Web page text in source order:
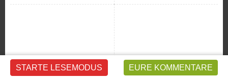
STARTE LESEMODUS EURE KOMMENTARE